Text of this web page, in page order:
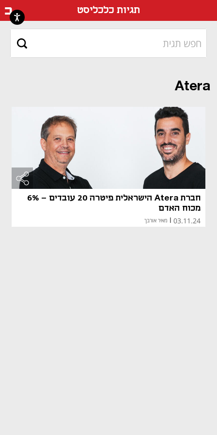
תגיות כלכליסט
Atera
חברת Atera הישראלית פיטרה 20 עובדים - 6%
מכוח האדם
03.11.24 מאיר אורבך